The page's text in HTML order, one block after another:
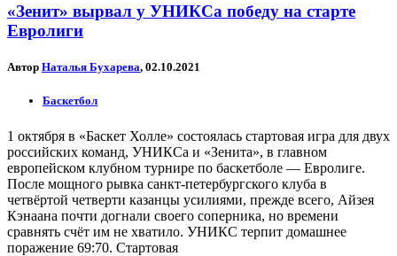
«Зенит» вырвал у УНИКСа победу на старте
Евролиги
Автор Наталья Бухарева, 02.10.2021
Баскетбол
1 октября в «Баскет Холле» состоялась стартовая игра для двух
российских команд, УНИКСа и «Зенита», в главном
европейском клубном турнире по баскетболе — Евролиге.
После мощного рывка санкт-петербургского клуба в
четвёртой четверти казанцы усилиями, прежде всего, Айзея
Кэнаана почти догнали своего соперника, но времени
сравнять счёт им не хватило. УНИКС терпит домашнее
поражение 69:70. Стартовая